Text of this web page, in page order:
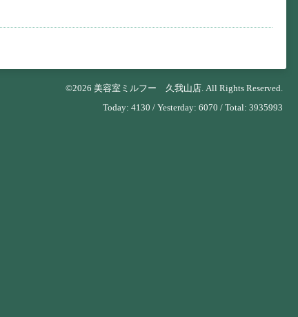
©2026 美容室ミルフー 久我山店. All Rights Reserved.
Today: 4130 / Yesterday: 6070 / Total: 3935993